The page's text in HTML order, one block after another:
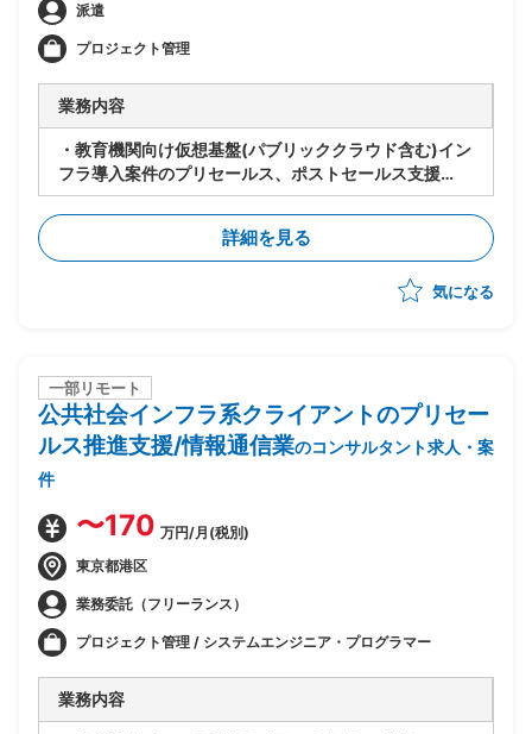
派遣
プロジェクト管理
業務内容
・教育機関向け仮想基盤(パブリッククラウド含む)イン
フラ導入案件のプリセールス、ポストセールス支援
・案件受注後のプロジェクトマネジメント兼務(必要に
応じて）
・クラウドリフトおよびシフト、無線更改、セキュリテ
ィ（ゼロトラスト、脱VPN、ランサムウェア対策）
詳細を見る
気になる
一部リモート
公共社会インフラ系クライアントのプリセー
ルス推進支援/情報通信業のコンサルタント求人・案
件
〜170 万円/月(税別)
東京都港区
業務委託（フリーランス）
プロジェクト管理 / システムエンジニア・プログラマー
業務内容